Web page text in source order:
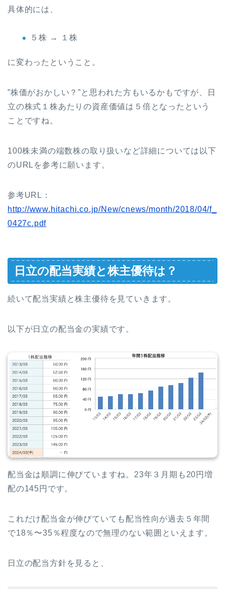
具体的には、
５株 → １株
に変わったということ。
”株価がおかしい？”と思われた方もいるかもですが、日
立の株式１株あたりの資産価値は５倍となったという
ことですね。
100株未満の端数株の取り扱いなど詳細については以下
のURLを参考に願います。
参考URL：
http://www.hitachi.co.jp/New/cnews/month/2018/04/f_
0427c.pdf
日立の配当実績と株主優待は？
続いて配当実績と株主優待を見ていきます。
以下が日立の配当金の実績です。
配当金は順調に伸びていますね。23年３月期も20円増
配の145円です。
これだけ配当金が伸びていても配当性向が過去５年間
で18％〜35％程度なので無理のない範囲といえます。
日立の配当方針を見ると、